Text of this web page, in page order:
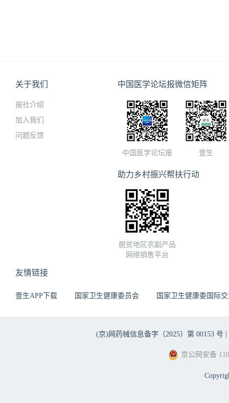
关于我们
报社介绍
加入我们
问题反馈
中国医学论坛报微信矩阵
中国医学论坛报 壹生
助力乡村振兴帮扶行动
脱贫地区农副产品
网络销售平台
友情链接
壹生APP下载 国家卫生健康委员会 国家卫生健康委国际
(京)网药械信息备字（2025）第 00153 号 |
京公网安备